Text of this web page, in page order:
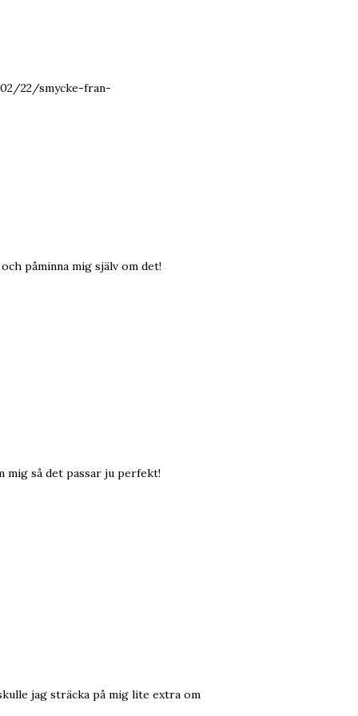
22/smycke-fran-
påminna mig själv om det!
mig så det passar ju perfekt!
jag sträcka på mig lite extra om